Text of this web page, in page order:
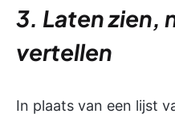
3. Laten zien,
vertellen
In plaats van een lijst